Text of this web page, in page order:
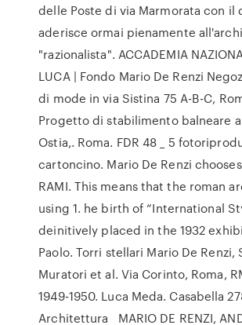
delle Poste di via Marmorata con il
aderisce ormai pienamente
"razionalista". ACCADEMIA
LUCA | Fondo Mario De Renzi
di mode in via Sistina 75 A-B-C,
Progetto di stabilimento balneare
Ostia,. Roma. FDR 48 _ 5
cartoncino. Mario De Renzi
RAMI. This means that the roman
using 1. he birth of “International
deinitively placed in the 1932
Paolo. Torri stellari Mario De Renzi,
Muratori et al. Via Corinto, Roma,
1949-1950. Luca Meda. Casabella
Architettura MARIO DE RENZI,